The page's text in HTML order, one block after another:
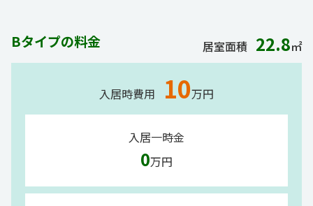
Bタイプの料金 居室面積 22.8㎡
入居時費用 10万円
入居一時金
0万円